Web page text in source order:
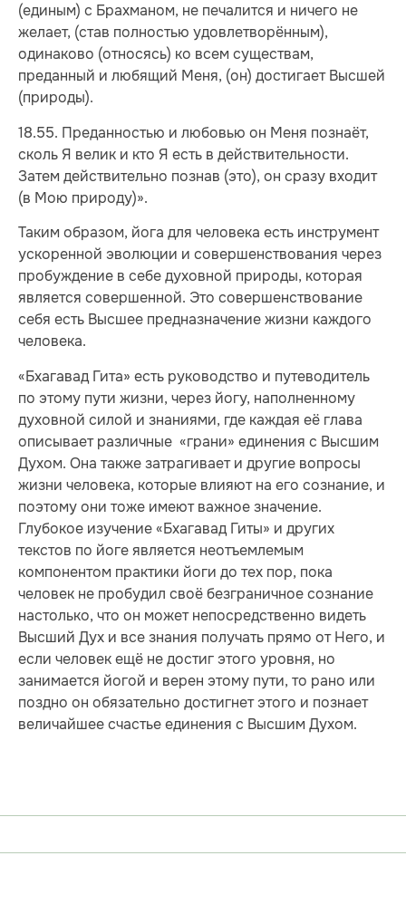
(единым) с Брахманом, не печалится и ничего не
желает, (став полностью удовлетворённым),
одинаково (относясь) ко всем существам,
преданный и любящий Меня, (он) достигает Высшей
(природы).
18.55. Преданностью и любовью он Меня познаёт,
сколь Я велик и кто Я есть в действительности.
Затем действительно познав (это), он сразу входит
(в Мою природу)».
Таким образом, йога для человека есть инструмент
ускоренной эволюции и совершенствования через
пробуждение в себе духовной природы, которая
является совершенной. Это совершенствование
себя есть Высшее предназначение жизни каждого
человека.
«Бхагавад Гита» есть руководство и путеводитель
по этому пути жизни, через йогу, наполненному
духовной силой и знаниями, где каждая её глава
описывает различные «грани» единения с Высшим
Духом. Она также затрагивает и другие вопросы
жизни человека, которые влияют на его сознание, и
поэтому они тоже имеют важное значение.
Глубокое изучение «Бхагавад Гиты» и других
текстов по йоге является неотъемлемым
компонентом практики йоги до тех пор, пока
человек не пробудил своё безграничное сознание
настолько, что он может непосредственно видеть
Высший Дух и все знания получать прямо от Него, и
если человек ещё не достиг этого уровня, но
занимается йогой и верен этому пути, то рано или
поздно он обязательно достигнет этого и познает
величайшее счастье единения с Высшим Духом.